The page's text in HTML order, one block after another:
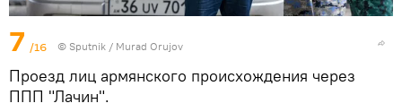
7 /16 © Sputnik / Murad Orujov
Проезд лиц армянского происхождения через
ППП "Лачин".